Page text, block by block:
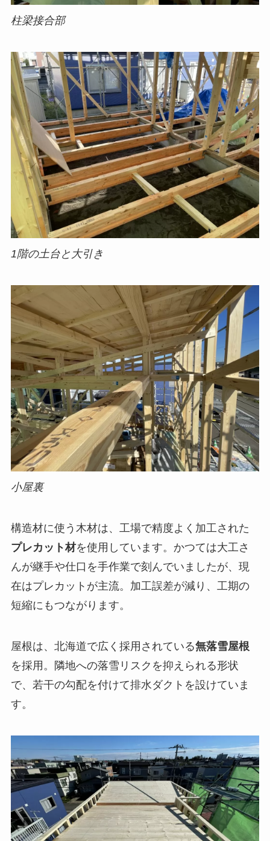
柱梁接合部
1階の土台と大引き
小屋裏
構造材に使う木材は、工場で精度よく加工された
プレカット材を使用しています。かつては大工さ
んが継手や仕口を手作業で刻んでいましたが、現
在はプレカットが主流。加工誤差が減り、工期の
短縮にもつながります。
屋根は、北海道で広く採用されている無落雪屋根
を採用。隣地への落雪リスクを抑えられる形状
で、若干の勾配を付けて排水ダクトを設けていま
す。